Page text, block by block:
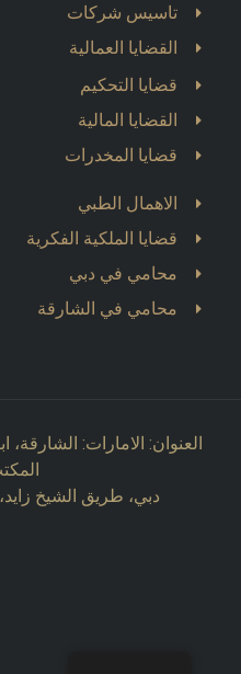
تاسيس شركات
القضايا العمالية
قضايا التحكيم
القضايا المالية
قضايا المخدرات
الاهمال الطبي
قضايا الملكية الفكرية
محامي في دبي
محامي في الشارقة
العنوان: الامارات: الشارقة،
المكتب
دبي، طريق الشيخ زايد،